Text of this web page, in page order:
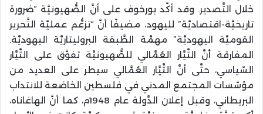
خلال التَّصدير. وقد أكَّد بورخوف على أنَّ الصُّهيونيَّة “ضرورة
تاريخيَّة-اقتصاديَّة” لليهود، مضيفًا أنَّ “تزعُّم عمليَّة التَّحرير
القوميَّة اليهوديَّة” مهمَّة الطَّبقة البروليتاريَّة اليهوديَّة.
المفارقة أنَّ التَّيَّار العُمَّالي للصُّهيونيَّة تفوَّق على التَّيَّار
السّياسي، حتَّى أنَّ التَّيَّار العُمَّالي سيطر على العديد من
مؤسّسات المجتمع المدني في فلسطين الخاضعة للانتداب
البريطاني، وقبل إعلان الدَّولة عام 1948م، كما أنَّ الهاغاناه،